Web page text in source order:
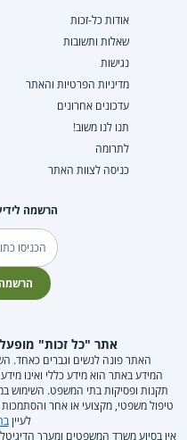
אודות כל-זכות
שאלות ותשובות
נגישות
מדיניות הפרטיות והאתר
עדכונים אחרונים
תנו לנו משוב!
לתרומה
כניסה לצוות האתר
הרשמה
דוא"ל
הרשמה
אתר "כל זכות"
האתר פונה לנשים וגברים כאחד.
המידע באתר הוא מידע כללי ואינו
תקנות ופסיקות בתי המשפט. השימוש
טיפול משפטי, מקצועי או אחר
לעיין
אין בסיוע משרד המשפטים ומערך